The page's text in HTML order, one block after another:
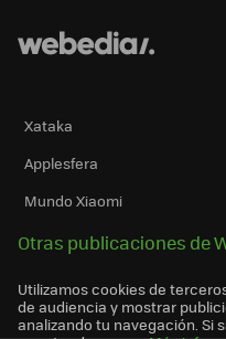
Xataka
Applesfera
Mundo Xiaomi
Otras publicaciones de
Utilizamos cookies de
de audiencia y mostrar
analizando tu navegación. Si